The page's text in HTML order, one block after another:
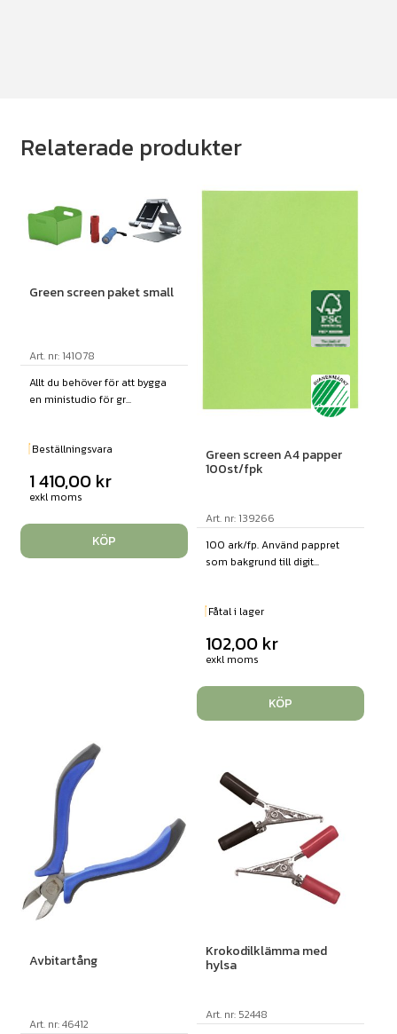
Relaterade produkter
Green screen paket small
Art. nr: 141078
Allt du behöver för att bygga
en ministudio för gr...
Beställningsvara
1 410,00 kr
exkl moms
KÖP
Green screen A4 papper
100st/fpk
Art. nr: 139266
100 ark/fp. Använd pappret
som bakgrund till digit...
Fåtal i lager
102,00 kr
exkl moms
KÖP
Avbitartång
Art. nr: 46412
Krokodilklämma med
hylsa
Art. nr: 52448